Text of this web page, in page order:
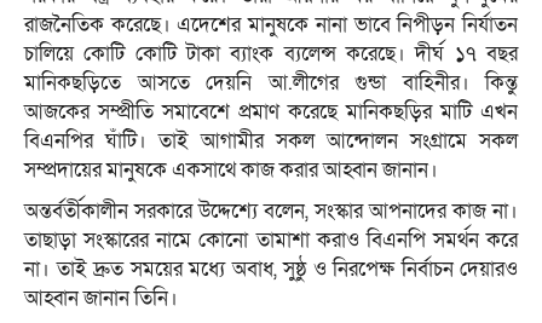
রাজনৈতিক করেছে। এদেশের মানুষকে নানা ভাবে নিপীড়ন নির্যাতন
চালিয়ে কোটি কোটি টাকা ব্যাংক ব্যলেন্স করেছে। দীর্ঘ ১৭ বছর
মানিকছড়িতে আসতে দেয়নি আ.লীগের গুন্ডা বাহিনীর। কিন্তু
আজকের সম্প্রীতি সমাবেশে প্রমাণ করেছে মানিকছড়ির মাটি এখন
বিএনপির ঘাঁটি। তাই আগামীর সকল আন্দোলন সংগ্রামে সকল
সম্প্রদায়ের মানুষকে একসাথে কাজ করার আহ্বান জানান।
অন্তর্বর্তীকালীন সরকারে উদ্দেশ্যে বলেন, সংস্কার আপনাদের কাজ না।
তাছাড়া সংস্কারের নামে কোনো তামাশা করাও বিএনপি সমর্থন করে
না। তাই দ্রুত সময়ের মধ্যে অবাধ, সুষ্ঠু ও নিরপেক্ষ নির্বাচন দেয়ারও
আহ্বান জানান তিনি।